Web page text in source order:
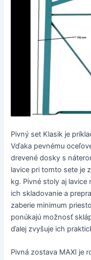
Pivný set Klasik je
Vďaka pevnému
drevené dosky s
lavice pri tomto sete je
kg. Pivné stoly aj
ich skladovanie a
zaberie minimum
ponúkajú možnosť
ďalej zvyšuje ich
Pivná zostava MAXI je